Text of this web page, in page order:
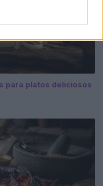
para platos deliciosos